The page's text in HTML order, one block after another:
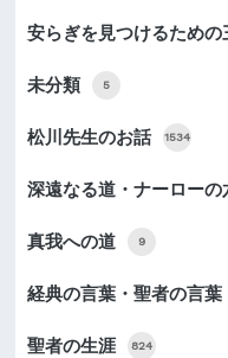
安らぎを見つけるための
未分類 5
松川先生のお話 1534
深遠なる道・ナーロー
真我への道 9
経典の言葉・聖者の言葉
聖者の生涯 824